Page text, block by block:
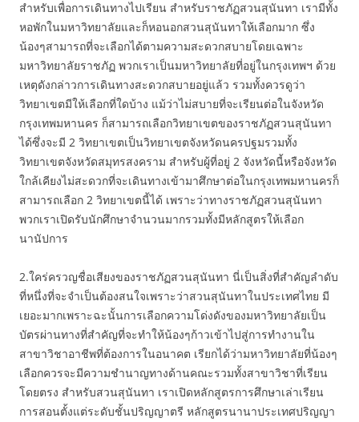
สำหรับเพื่อการเดินทางไปเรียน สำหรับราชภัฏสวนสุนันทา เรามีทั้ง
หอพักในมหาวิทยาลัยและก็หอนอกสวนสุนันทาให้เลือกมาก ซึ่ง
น้องๆสามารถที่จะเลือกได้ตามความสะดวกสบายโดยเฉพาะ
มหาวิทยาลัยราชภัฏ พวกเราเป็นมหาวิทยาลัยที่อยู่ในกรุงเทพฯ ด้วย
เหตุดังกล่าวการเดินทางสะดวกสบายอยู่แล้ว รวมทั้งควรดูว่า
วิทยาเขตมีให้เลือกที่ใดบ้าง แม้ว่าไม่สบายที่จะเรียนต่อในจังหวัด
กรุงเทพมหานคร ก็สามารถเลือกวิทยาเขตของราชภัฏสวนสุนันทา
ได้ซึ่งจะมี 2 วิทยาเขตเป็นวิทยาเขตจังหวัดนครปฐมรวมทั้ง
วิทยาเขตจังหวัดสมุทรสงคราม สำหรับผู้ที่อยู่ 2 จังหวัดนี้หรือจังหวัด
ใกล้เคียงไม่สะดวกที่จะเดินทางเข้ามาศึกษาต่อในกรุงเทพมหานครก็
สามารถเลือก 2 วิทยาเขตนี้ได้ เพราะว่าทางราชภัฏสวนสุนันทา
พวกเราเปิดรับนักศึกษาจำนวนมากรวมทั้งมีหลักสูตรให้เลือก
นานัปการ
2.ใคร่ครวญชื่อเสียงของราชภัฏสวนสุนันทา นี่เป็นสิ่งที่สำคัญลำดับ
ที่หนึ่งที่จะจำเป็นต้องสนใจเพราะว่าสวนสุนันทาในประเทศไทย มี
เยอะมากเพราะฉะนั้นการเลือกความโด่งดังของมหาวิทยาลัยเป็น
บัตรผ่านทางที่สำคัญที่จะทำให้น้องๆก้าวเข้าไปสู่การทำงานใน
สาขาวิชาอาชีพที่ต้องการในอนาคต เรียกได้ว่ามหาวิทยาลัยที่น้องๆ
เลือกควรจะมีความชำนาญทางด้านคณะรวมทั้งสาขาวิชาที่เรียน
โดยตรง สำหรับสวนสุนันทา เราเปิดหลักสูตรการศึกษาเล่าเรียน
การสอนตั้งแต่ระดับชั้นปริญญาตรี หลักสูตรนานาประเทศปริญญา